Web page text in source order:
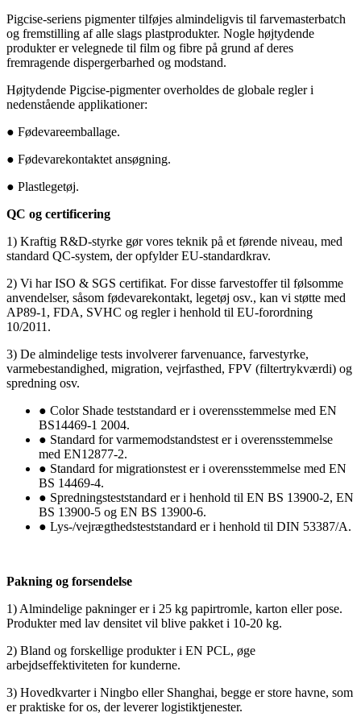
Pigcise-seriens pigmenter tilføjes almindeligvis til farvemasterbatch
og fremstilling af alle slags plastprodukter. Nogle højtydende
produkter er velegnede til film og fibre på grund af deres
fremragende dispergerbarhed og modstand.
Højtydende Pigcise-pigmenter overholdes de globale regler i
nedenstående applikationer:
● Fødevareemballage.
● Fødevarekontaktet ansøgning.
● Plastlegetøj.
QC og certificering
1) Kraftig R&D-styrke gør vores teknik på et førende niveau, med
standard QC-system, der opfylder EU-standardkrav.
2) Vi har ISO & SGS certifikat. For disse farvestoffer til følsomme
anvendelser, såsom fødevarekontakt, legetøj osv., kan vi støtte med
AP89-1, FDA, SVHC og regler i henhold til EU-forordning
10/2011.
3) De almindelige tests involverer farvenuance, farvestyrke,
varmebestandighed, migration, vejrfasthed, FPV (filtertrykværdi) og
spredning osv.
● Color Shade teststandard er i overensstemmelse med EN
BS14469-1 2004.
● Standard for varmemodstandstest er i overensstemmelse
med EN12877-2.
● Standard for migrationstest er i overensstemmelse med EN
BS 14469-4.
● Spredningsteststandard er i henhold til EN BS 13900-2, EN
BS 13900-5 og EN BS 13900-6.
● Lys-/vejrægthedsteststandard er i henhold til DIN 53387/A.
Pakning og forsendelse
1) Almindelige pakninger er i 25 kg papirtromle, karton eller pose.
Produkter med lav densitet vil blive pakket i 10-20 kg.
2) Bland og forskellige produkter i EN PCL, øge
arbejdseffektiviteten for kunderne.
3) Hovedkvarter i Ningbo eller Shanghai, begge er store havne, som
er praktiske for os, der leverer logistiktjenester.